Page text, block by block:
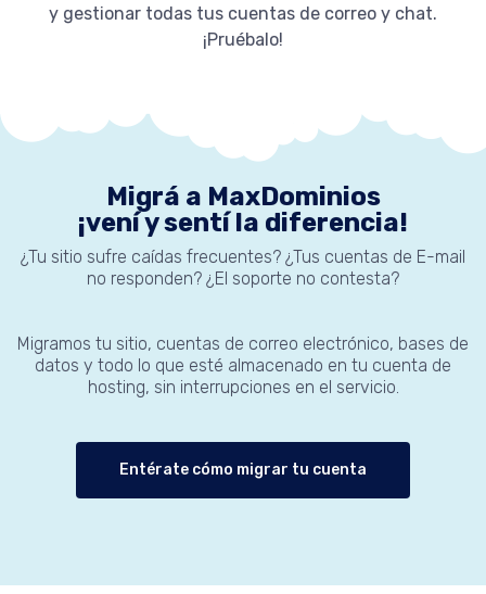
y gestionar todas tus cuentas de correo y chat.
¡Pruébalo!
Migrá a MaxDominios
¡vení y sentí la diferencia!
¿Tu sitio sufre caídas frecuentes? ¿Tus cuentas de E-mail
no responden? ¿El soporte no contesta?
Migramos tu sitio, cuentas de correo electrónico, bases de
datos y todo lo que esté almacenado en tu cuenta de
hosting, sin interrupciones en el servicio.
Entérate cómo migrar tu cuenta